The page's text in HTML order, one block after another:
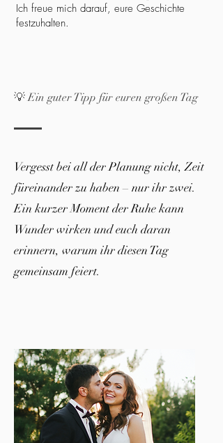
Ich freue mich darauf, eure Geschichte
festzuhalten.
💡 Ein guter Tipp für euren großen Tag
Vergesst bei all der Planung nicht, Zeit
füreinander zu haben – nur ihr zwei.
Ein kurzer Moment der Ruhe kann
Wunder wirken und euch daran
erinnern, warum ihr diesen Tag
gemeinsam feiert.